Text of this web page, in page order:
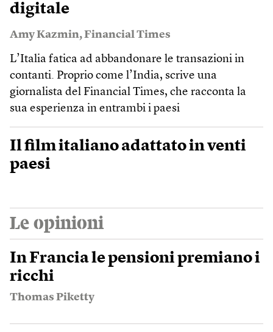
digitale
Amy Kazmin,Financial Times
L’Italia fatica ad abbandonare le transazioni in
contanti. Proprio come l’India, scrive una
giornalista del Financial Times, che racconta la
sua esperienza in entrambi i paesi
Il film italiano adattato in venti
paesi
Le opinioni
In Francia le pensioni premiano i
ricchi
Thomas Piketty